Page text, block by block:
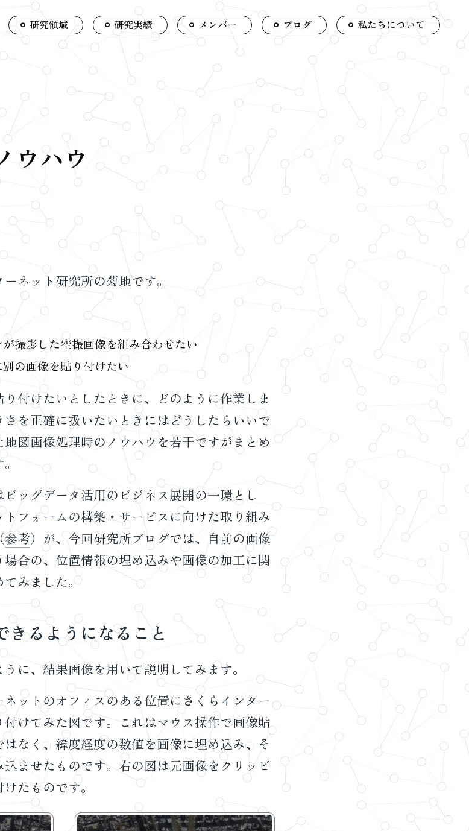
研究領域 研究実績 メンバー ブログ 私たちについて
ウハウ
ネット研究所の菊地です。
撮影した空撮画像を組み合わせたい
の画像を貼り付けたい
付けたいとしたときに、どのように作業しま
を正確に扱いたいときにはどうしたらいいで
図画像処理時のノウハウを若干ですがまとめ
ッグデータ活用のビジネス展開の一環とし
フォームの構築・サービスに向けた取り組み
参考）が、今回研究所ブログでは、自前の画像
合の、位置情報の埋め込みや画像の加工に関
みました。
きるようになること
に、結果画像を用いて説明してみます。
ットのオフィスのある位置にさくらインター
けてみた図です。これはマウス操作で画像貼
なく、緯度経度の数値を画像に埋め込み、そ
ませたものです。右の図は元画像をクリッピ
たものです。